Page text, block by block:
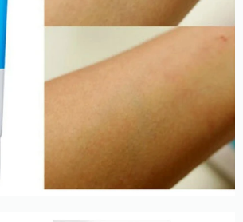
бар'єрні функції епідермісу,
уразливим до впливу стресових
пом'якшувальну, зволожувальну і
молодості і підвищення
шкіри відповідає екстракт
як алантоїн разом з токоферолом
вплив вільних радикалів,
вирівнюють мікрорельєф і